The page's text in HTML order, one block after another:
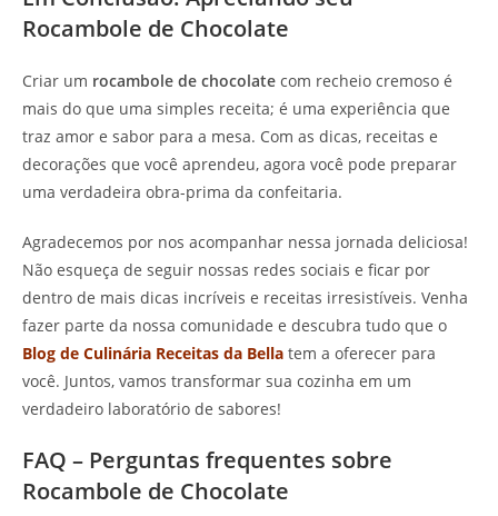
Rocambole de Chocolate
Criar um rocambole de chocolate com recheio cremoso é
mais do que uma simples receita; é uma experiência que
traz amor e sabor para a mesa. Com as dicas, receitas e
decorações que você aprendeu, agora você pode preparar
uma verdadeira obra-prima da confeitaria.
Agradecemos por nos acompanhar nessa jornada deliciosa!
Não esqueça de seguir nossas redes sociais e ficar por
dentro de mais dicas incríveis e receitas irresistíveis. Venha
fazer parte da nossa comunidade e descubra tudo que o
Blog de Culinária Receitas da Bella tem a oferecer para
você. Juntos, vamos transformar sua cozinha em um
verdadeiro laboratório de sabores!
FAQ – Perguntas frequentes sobre
Rocambole de Chocolate